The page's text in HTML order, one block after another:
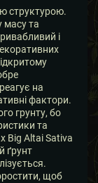
структурою.
масу та
і
на
фактори.
грунту, бо
та
Big Altai Sativa
ґрунт
щоб